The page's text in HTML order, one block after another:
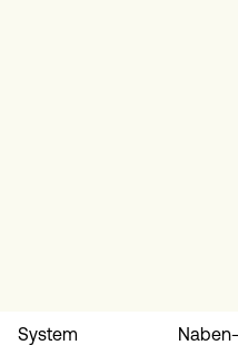
System